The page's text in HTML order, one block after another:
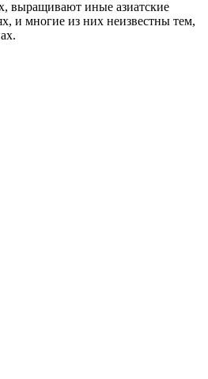
выращивают иные азиатские
и многие из них неизвестны тем,